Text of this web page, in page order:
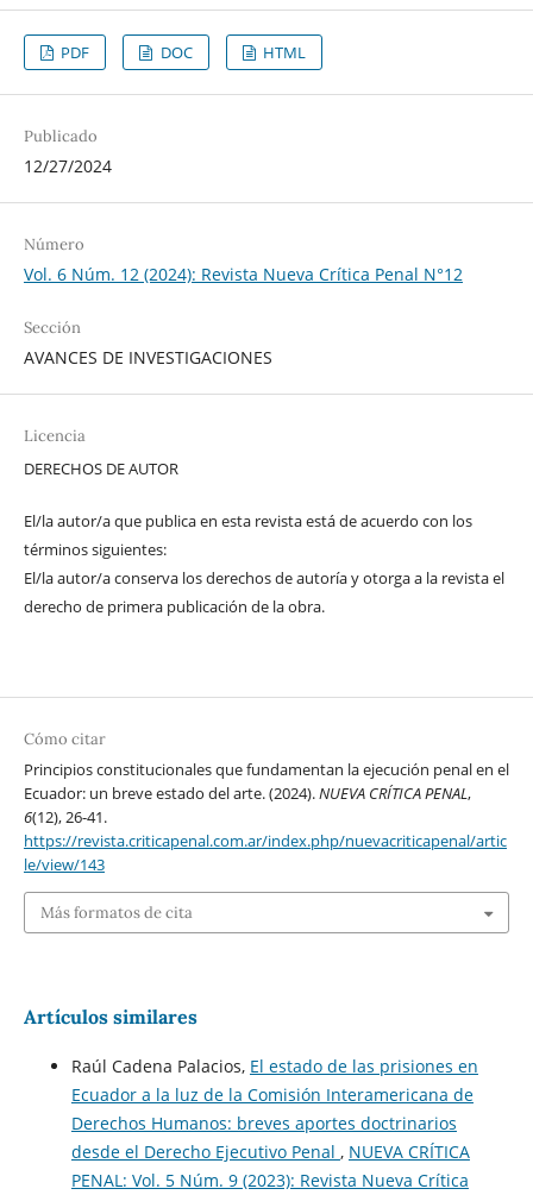
PDF DOC HTML
Publicado
12/27/2024
Número
Vol. 6 Núm. 12 (2024): Revista Nueva Crí­tica Penal N°12
Sección
AVANCES DE INVESTIGACIONES
Licencia
DERECHOS DE AUTOR
El/la autor/a que publica en esta revista está de acuerdo con los
términos siguientes:
El/la autor/a conserva los derechos de autoría y otorga a la revista el
derecho de primera publicación de la obra.
Cómo citar
Principios constitucionales que fundamentan la ejecución penal en el
Ecuador: un breve estado del arte. (2024).NUEVA CRÍTICA PENAL,
6(12), 26-41.
https://revista.criticapenal.com.ar/index.php/nuevacriticapenal/artic
le/view/143
Más formatos de cita
Artículos similares
Raúl Cadena Palacios, El estado de las prisiones en
Ecuador a la luz de la Comisión Interamericana de
Derechos Humanos: breves aportes doctrinarios
desde el Derecho Ejecutivo Penal , NUEVA CRÍTICA
PENAL: Vol. 5 Núm. 9 (2023): Revista Nueva Crí­tica